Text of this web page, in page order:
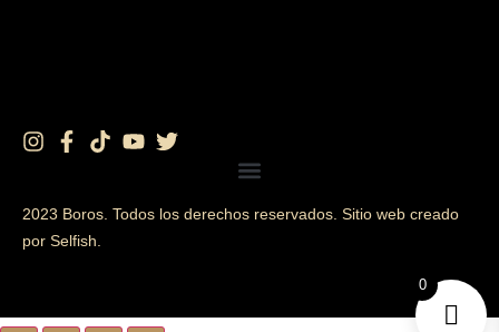
2023 Boros. Todos los derechos reservados. Sitio web creado
por Selfish.
0